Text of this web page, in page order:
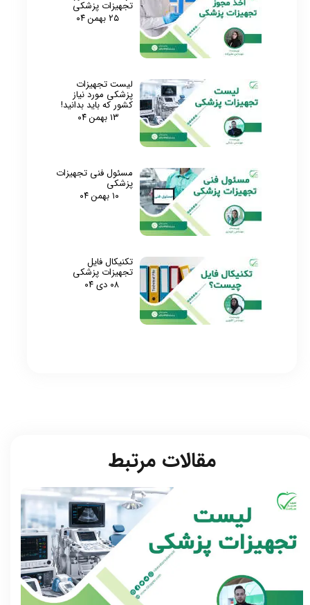
تجهیزات پزشکی
۲۵ بهمن ۰۴
لیست تجهیزات
پزشکی مورد نیاز
کشور که باید بدانید!
۱۳ بهمن ۰۴
مسئول فنی تجهیزات
پزشکی
۱۰ بهمن ۰۴
تکنیکال فایل
تجهیزات پزشکی
۰۸ دی ۰۴
مقالات مرتبط​​​​​​​